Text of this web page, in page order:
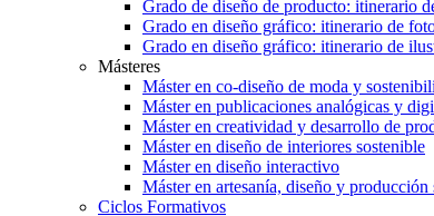
Grado de diseño de producto: itinerario
Grado en diseño gráfico: itinerario de
Grado en diseño gráfico: itinerario de
Másteres
Máster en co-diseño de moda y
Máster en publicaciones analógicas y
Máster en creatividad y desarrollo de
Máster en diseño de interiores sostenible
Máster en diseño interactivo
Máster en artesanía, diseño y producción
Ciclos Formativos